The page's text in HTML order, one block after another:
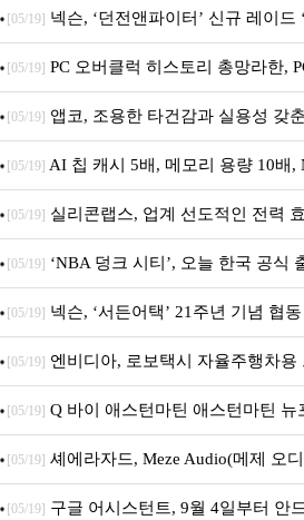
음.ZIP' 이벤트 진행
[05/19] 넥슨, ‘던전앤파이터’ 신규 레이드
데이트!
[05/19] PC 오버클럭 히스토리 총망라한,
특집(1-4편)
[05/19] 앱코, 조용한 타건감과 실용성 갖
우스 세트 'KM580' 출시
[05/19] AI 칩 캐시 5배, 메모리 용량 10배,
표
[05/19] 실리콘랩스, 업계 선도적인 전력
춘 초저전력 블루투스 LE SoC ‘BG2B’
[05/19] ‘NBA 덩크 시티’, 오늘 한국 공식
[05/19] 넥슨, ‘서든어택’ 21주년 기념 협동
이트
[05/19] 엔비디아, 로보택시 자율주행차용
‘알파마요 2 슈퍼’ 상업적 이용 가능
[05/19] Q 바이 애스턴마틴 애스턴마틴 뉴
지 담은 ‘헤리티지 에디션 컬렉션’ 공개
[05/19] 셰에라자드, Meze Audio(메제 오
[05/19] 구글 어시스턴트, 9월 4일부터 안